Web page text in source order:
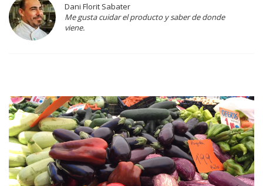
Dani Florit Sabater
Me gusta cuidar el producto y saber de donde
viene.